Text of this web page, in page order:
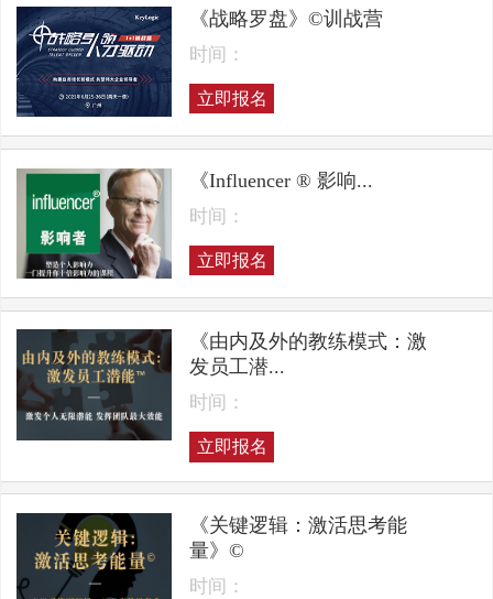
《战略罗盘》©训战营
时间：
立即报名
《Influencer ® 影响...
时间：
立即报名
《由内及外的教练模式：激
发员工潜...
时间：
立即报名
《关键逻辑：激活思考能
量》©
时间：